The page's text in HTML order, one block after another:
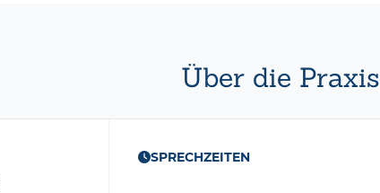
Über die Praxis
SPRECHZEITEN